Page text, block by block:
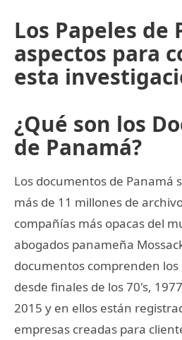
Los Papeles de
aspectos para
esta
¿Qué son los
de Panamá?
Los documentos de Panamá
más de 11 millones de
compañías más opacas del
abogados panameña
documentos comprenden
desde finales de los 70's,
2015 y en ellos están
empresas creadas para